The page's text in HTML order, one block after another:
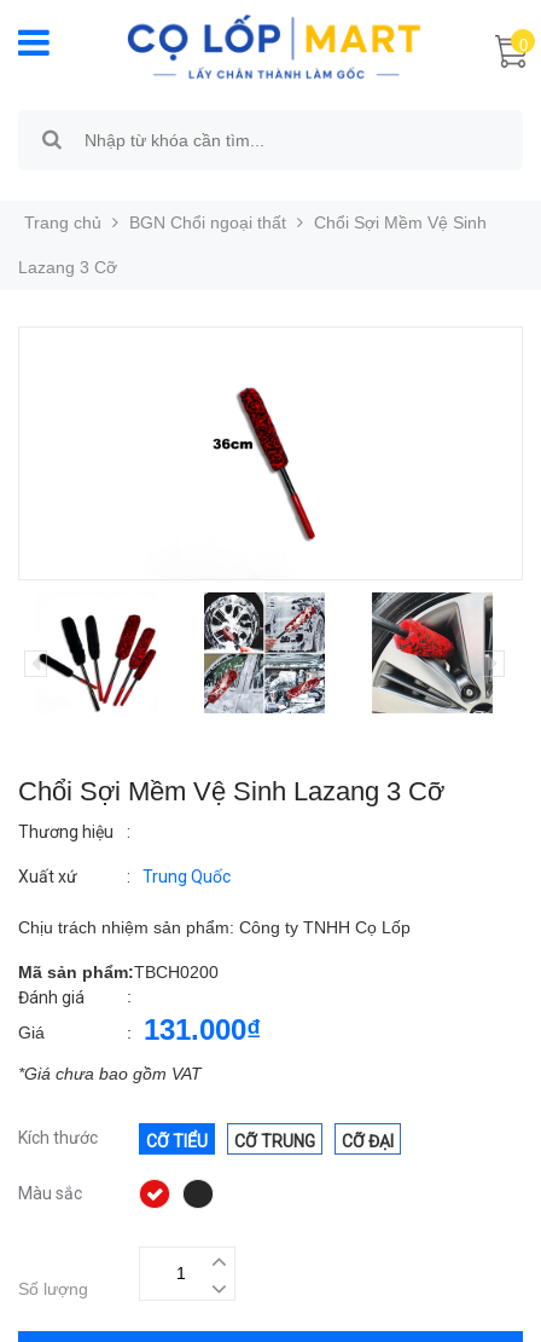
0
Trang chủ BGN Chổi ngoại thất Chổi Sợi Mềm Vệ Sinh
Lazang 3 Cỡ
Chổi Sợi Mềm Vệ Sinh Lazang 3 Cỡ
Thương hiệu :
Xuất xứ : Trung Quốc
Chịu trách nhiệm sản phẩm: Công ty TNHH Cọ Lốp
Mã sản phẩm:TBCH0200
Đánh giá
:
Giá
: 131.000₫
*Giá chưa bao gồm VAT
Kích thước CỠ TIỂU CỠ TRUNG CỠ ĐẠI
Màu sắc
Số lượng